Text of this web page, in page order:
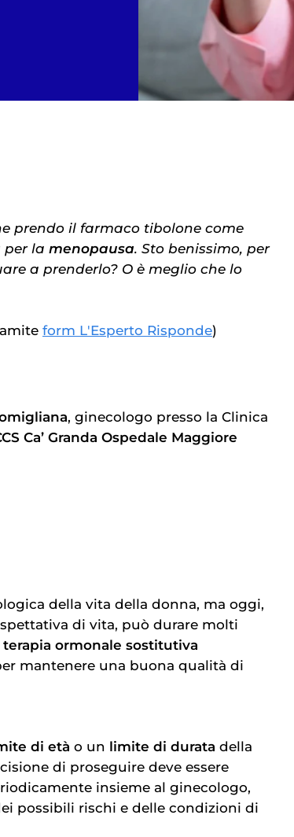
prendo il farmaco tibolone come
per la menopausa. Sto benissimo, per
a prenderlo? O è meglio che lo
form L'Esperto Risponde)
, ginecologo presso la Clinica
Ca’ Granda Ospedale Maggiore
della vita della donna, ma oggi,
di vita, può durare molti
terapia ormonale sostitutiva
mantenere una buona qualità di
di età o un limite di durata della
di proseguire deve essere
insieme al ginecologo,
possibili rischi e delle condizioni di